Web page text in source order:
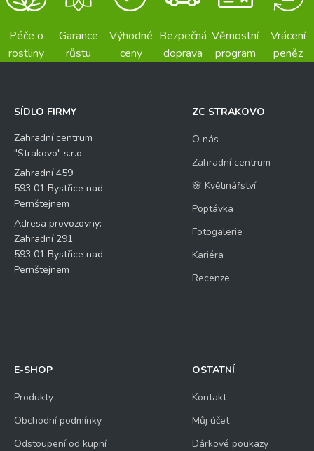
Péče o
rostliny
Garance
růstu
Výhodné
ceny
Bezpečná
doprava
Věrnostní
program
Vrácení
peněz
SÍDLO FIRMY
Zahradní centrum
"Strakovo" s.r.o
Zahradní 459
593 01 Bystřice nad
Pernštejnem
Adresa provozovny:
Zahradní 291
593 01 Bystřice nad
Pernštejnem
ZC STRAKOVO
O nás
Zahradní centrum
🌸 Květinářství
Poptávka
Fotogalerie
Kariéra
Recenze
E-SHOP
Produkty
Obchodní podmínky
Odstoupení od kupní
OSTATNÍ
Kontakt
Můj účet
Dárkové poukazy